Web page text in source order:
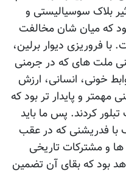
بلاک سوسیالیستی و
که میان شان مخالفت
فروریزی دیوار برلین،
ملت های که در جرمنی
خونی، انسانی، ارزش
و پایدار تر بود که
کردند. پس ما باید
با فدریشنی که در عقب
و مشترکات تاریخی
بود که بقای آن تضمین